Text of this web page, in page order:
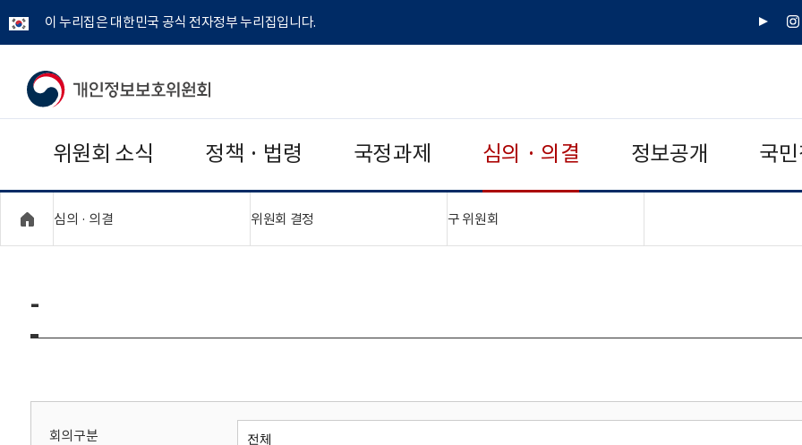
이 누리집은 대한민국 공식 전자정부 누리집입니다.
유
인
개
보
보
위
회
위원회 소식 정책 · 법령 국정과제 심의 · 의결 정보공개 국
심의 · 의결 위원회 결정 구 위원회
-
회의구분